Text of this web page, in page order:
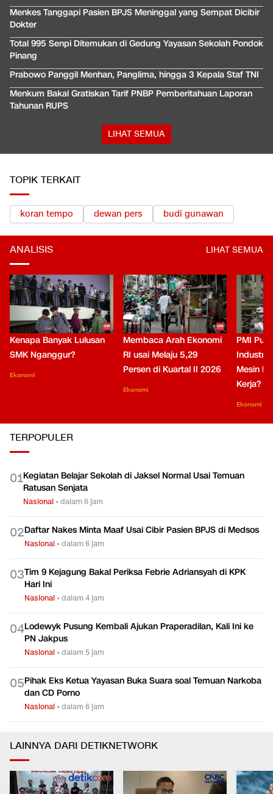
Menkes Tanggapi Pasien BPJS Meninggal yang Sempat Dicibir
Dokter
Total 995 Senpi Ditemukan di Gedung Yayasan Sekolah Pondok
Pinang
Prabowo Panggil Menhan, Panglima, hingga 3 Kepala Staf TNI
Menkum Bakal Gratiskan Tarif PNBP Pemberitahuan Laporan
Tahunan RUPS
LIHAT SEMUA
TOPIK TERKAIT
koran tempo dewan pers budi gunawan
ANALISIS LIHAT SEMUA
Kenapa Banyak Lulusan
SMK Nganggur?
Ekonomi
Membaca Arah Ekonomi
RI usai Melaju 5,29
Persen di Kuartal II 2026
Ekonomi
PMI
Industri
Mesin
Kerja?
Ekonomi
TERPOPULER
01Kegiatan Belajar Sekolah di Jaksel Normal Usai Temuan
Ratusan Senjata
Nasional •dalam 6 jam
02Daftar Nakes Minta Maaf Usai Cibir Pasien BPJS di Medsos
Nasional •dalam 6 jam
03Tim 9 Kejagung Bakal Periksa Febrie Adriansyah di KPK
Hari Ini
Nasional •dalam 4 jam
04Lodewyk Pusung Kembali Ajukan Praperadilan, Kali Ini ke
PN Jakpus
Nasional •dalam 5 jam
05Pihak Eks Ketua Yayasan Buka Suara soal Temuan Narkoba
dan CD Porno
Nasional •dalam 6 jam
LAINNYA DARI DETIKNETWORK